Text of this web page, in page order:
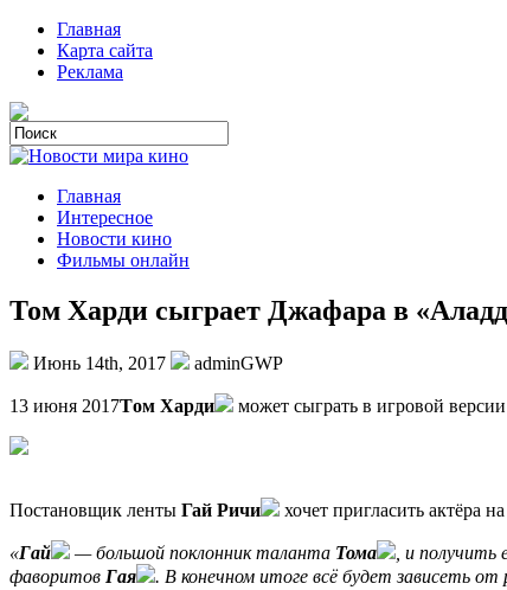
Главная
Карта сайта
Реклама
Главная
Интересное
Новости кино
Фильмы онлайн
Том Харди сыграет Джафара в
Июнь 14th, 2017 adminGWP
13 июня 2017Тoм Харди может сыграть в игровой
Постановщик ленты Гай Ричи хочет пригласить актёра
«Гай — большой поклонник таланта Тома , и
фаворитов Гая . В конечном итоге всё будет зависеть от